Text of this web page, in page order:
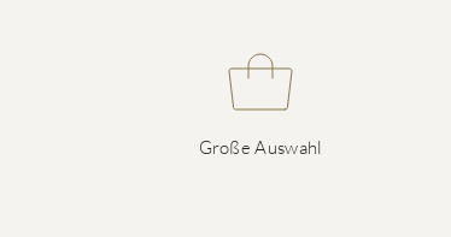
Große Auswahl